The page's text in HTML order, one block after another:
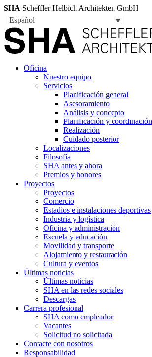
SHA Scheffler Helbich Architekten GmbH
Español
Oficina
Nuestro equipo
Servicios
Planificación general
Asesoramiento
Análisis y concepto
Planificación y coordinación
Realización
Cuidado posterior
Localizaciones
Filosofía
SHA antes y ahora
Premios y honores
Proyectos
Proyectos
Comercio
Estadios e instalaciones deportivas
Industria y logística
Oficina y administración
Escuela y educación
Movilidad y transporte
Alojamiento y restauración
Cultura y eventos
Últimas noticias
Últimas noticias
SHA en las redes sociales
Descargas
Carrera profesional
SHA como empleador
Vacantes
Solicitud no solicitada
Contacte con nosotros
Responsabilidad